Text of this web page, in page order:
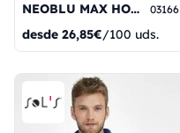
NEOBLU MAX HOMBRE 03166
desde 26,85€/100 uds.